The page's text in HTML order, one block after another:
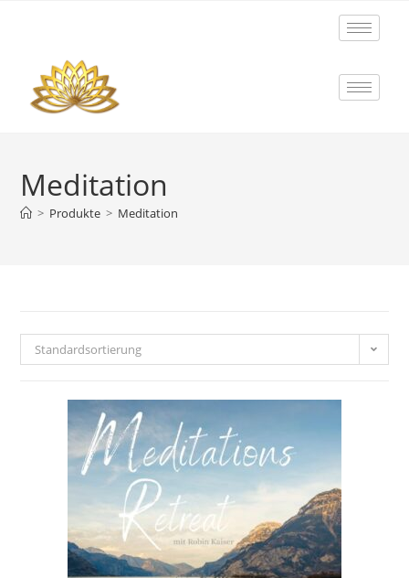
Meditation
> Produkte > Meditation
Standardsortierung